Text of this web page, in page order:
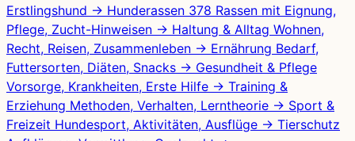
Erstlingshund → Hunderassen 378 Rassen mit Eignung,
Pflege, Zucht-Hinweisen → Haltung & Alltag Wohnen,
Recht, Reisen, Zusammenleben → Ernährung Bedarf,
Futtersorten, Diäten, Snacks → Gesundheit & Pflege
Vorsorge, Krankheiten, Erste Hilfe → Training &
Erziehung Methoden, Verhalten, Lerntheorie → Sport &
Freizeit Hundesport, Aktivitäten, Ausflüge → Tierschutz